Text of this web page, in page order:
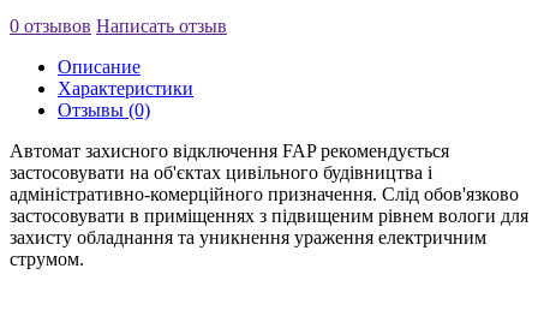
0 отзывов Написать отзыв
Описание
Характеристики
Отзывы (0)
Автомат захисного відключення FAP рекомендується
застосовувати на об'єктах цивільного будівництва і
адміністративно-комерційного призначення. Слід обов'язково
застосовувати в приміщеннях з підвищеним рівнем вологи для
захисту обладнання та уникнення ураження електричним
струмом.